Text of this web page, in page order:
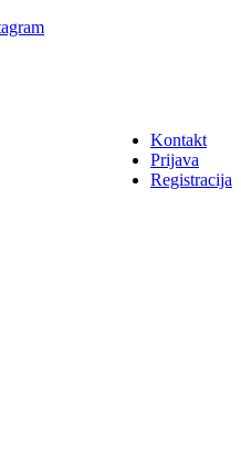
Kontakt
Prijava
Registracija